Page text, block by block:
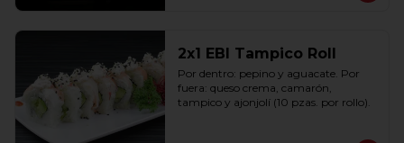
2x1 EBI Tampico Roll
Por dentro: pepino y aguacate. Por
fuera: queso crema, camarón,
tampico y ajonjolí (10 pzas. por rollo).